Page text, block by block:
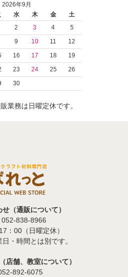
2026年9月
水 木 金
土
2 3 4
5
9 10 11
12
16 17 18
19
23 24 25
26
30
業務は日曜定休です。
（通販について）
052-838-8966
：00（日曜定休）
・時間とは別です。
店舗、教室について）
892-6075